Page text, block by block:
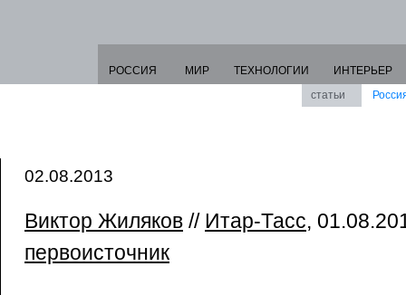
РОССИЯ МИР ТЕХНОЛОГИИ
ИНТЕРЬЕР
статьи
02.08.2013
Виктор Жиляков // Итар-Тасс,
первоисточник